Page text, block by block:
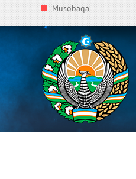
Musobaqa